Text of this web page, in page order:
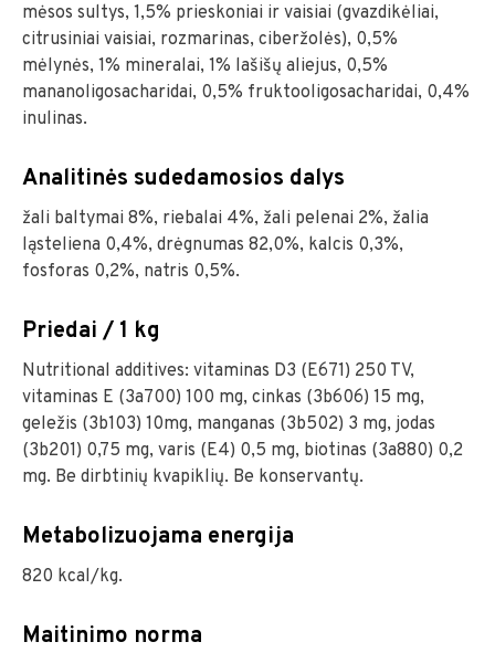
mėsos sultys, 1,5% prieskoniai ir vaisiai (gvazdikėliai,
citrusiniai vaisiai, rozmarinas, ciberžolės), 0,5%
mėlynės, 1% mineralai, 1% lašišų aliejus, 0,5%
mananoligosacharidai, 0,5% fruktooligosacharidai, 0,4%
inulinas.
Analitinės sudedamosios dalys
žali baltymai 8%, riebalai 4%, žali pelenai 2%, žalia
ląsteliena 0,4%, drėgnumas 82,0%, kalcis 0,3%,
fosforas 0,2%, natris 0,5%.
Priedai / 1 kg
Nutritional additives: vitaminas D3 (E671) 250 TV,
vitaminas E (3a700) 100 mg, cinkas (3b606) 15 mg,
geležis (3b103) 10mg, manganas (3b502) 3 mg, jodas
(3b201) 0,75 mg, varis (E4) 0,5 mg, biotinas (3a880) 0,2
mg. Be dirbtinių kvapiklių. Be konservantų.
Metabolizuojama energija
820 kcal/kg.
Maitinimo norma